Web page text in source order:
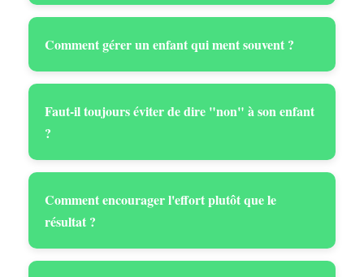
Comment gérer un enfant qui ment souvent ?
Faut-il toujours éviter de dire "non" à son enfant
?
Comment encourager l'effort plutôt que le
résultat ?